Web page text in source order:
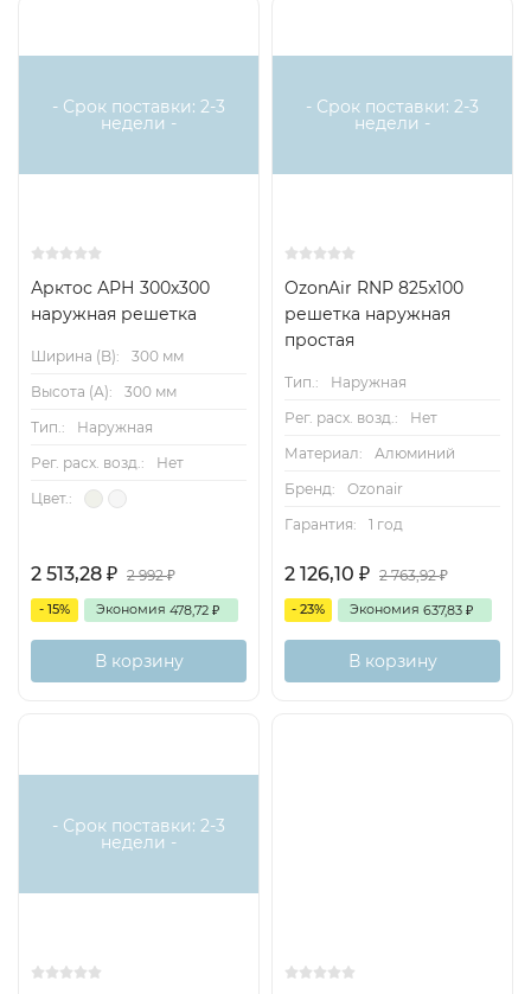
- Срок поставки: 2-3
недели -
Арктос АРН 300x300
наружная решетка
Ширина (B):
300 мм
Высота (А):
300 мм
Тип.:
Наружная
Рег. расх. возд.:
Нет
Цвет.:
2 513,28 ₽ 2 992₽
- 15% Экономия 478,72 ₽
В корзину
- Срок поставки: 2-3
недели -
OzonAir RNP 825x100
решетка наружная
простая
Тип.:
Наружная
Рег. расх. возд.:
Нет
Материал:
Алюминий
Бренд:
Ozonair
Гарантия:
1 год
2 126,10 ₽ 2 763,92₽
- 23% Экономия 637,83 ₽
В корзину
- Срок поставки: 2-3
недели -